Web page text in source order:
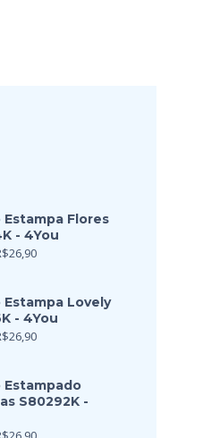
Flores
- 4You
26,90
Lovely
- 4You
26,90
Estampado
S80292K -